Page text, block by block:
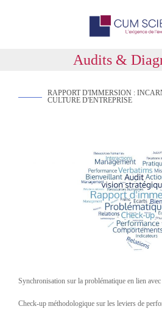
Audits &
RAPPORT D'IMMERSION :
CULTURE D'ENTREPRISE
Synchronisation sur la problématique en lien avec
Check-up méthodologique sur les leviers de